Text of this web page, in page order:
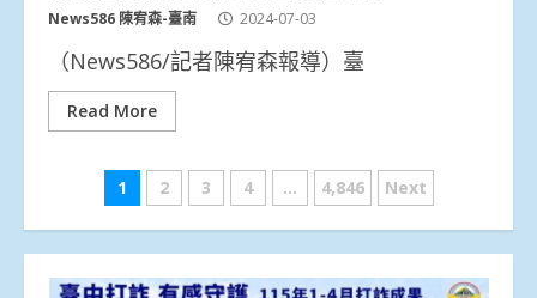
News586 陳宥森-臺南 2024-07-03
（News586/記者陳宥森報導）臺
Read More
文
章
分
1 2 3 4 ... 4,846 Next